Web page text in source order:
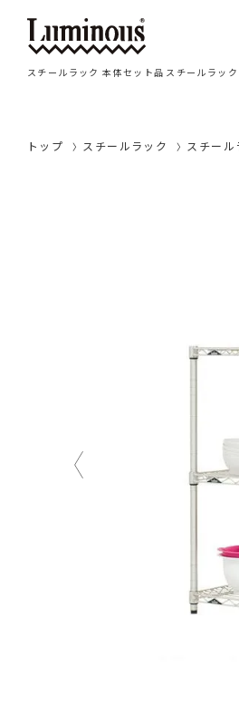
スチールラック 本体セット品 スチールラッ
トップ スチールラック スチー